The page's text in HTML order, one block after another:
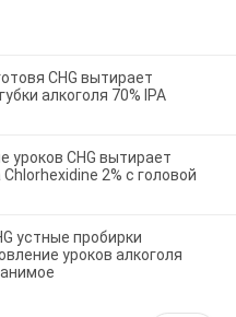
CHG вытирает
алкоголя 70% IPA
уроков CHG вытирает
2% с головой
устные пробирки
уроков алкоголя